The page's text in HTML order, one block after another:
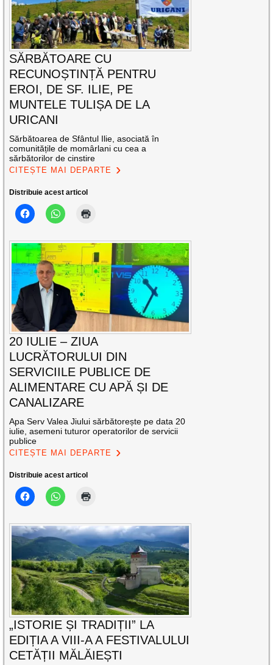
SĂRBĂTOARE CU
RECUNOȘTINȚĂ PENTRU
EROI, DE SF. ILIE, PE
MUNTELE TULIȘA DE LA
URICANI
Sărbătoarea de Sfântul Ilie, asociată în
comunitățile de momârlani cu cea a
sărbătorilor de cinstire
CITEȘTE MAI DEPARTE
Distribuie acest articol
20 IULIE – ZIUA
LUCRĂTORULUI DIN
SERVICIILE PUBLICE DE
ALIMENTARE CU APĂ ȘI DE
CANALIZARE
Apa Serv Valea Jiului sărbătorește pe data 20
iulie, asemeni tuturor operatorilor de servicii
publice
CITEȘTE MAI DEPARTE
Distribuie acest articol
„ISTORIE ȘI TRADIȚII” LA
EDIȚIA A VIII-A A FESTIVALULUI
CETĂȚII MĂLĂIEȘTI